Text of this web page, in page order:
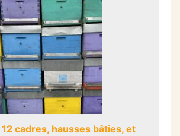
cadres, hausses bâties, et